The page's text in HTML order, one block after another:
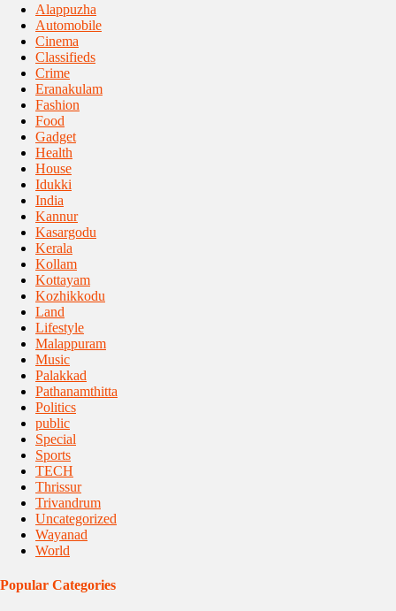
Alappuzha
Automobile
Cinema
Classifieds
Crime
Eranakulam
Fashion
Food
Gadget
Health
House
Idukki
India
Kannur
Kasargodu
Kerala
Kollam
Kottayam
Kozhikkodu
Land
Lifestyle
Malappuram
Music
Palakkad
Pathanamthitta
Politics
public
Special
Sports
TECH
Thrissur
Trivandrum
Uncategorized
Wayanad
World
Popular Categories